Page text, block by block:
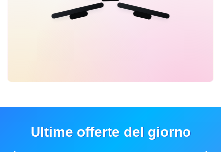
Ultime offerte del giorno